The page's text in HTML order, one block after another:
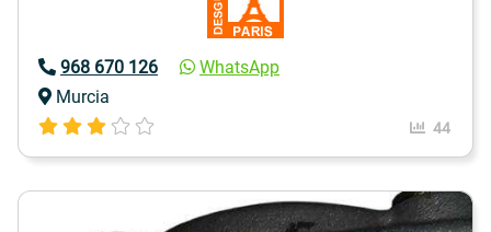
968 670 126
WhatsApp
Murcia
44